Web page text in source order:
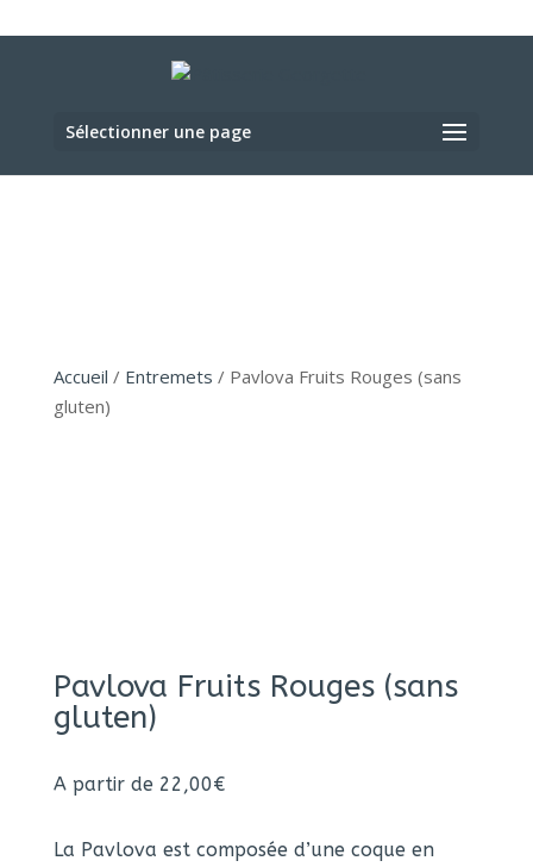
Sélectionner une page
Accueil / Entremets / Pavlova Fruits Rouges (sans
gluten)
Pavlova Fruits Rouges (sans
gluten)
A partir de 22,00€
La Pavlova est composée d’une coque en